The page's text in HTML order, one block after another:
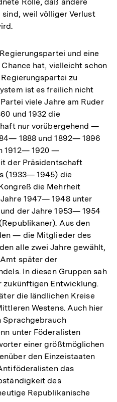
Rolle, daß andere
weil völliger Verlust
und eine
hat, vielleicht schon
zu
ist es freilich nicht
viele Jahre am Ruder
und 1932 die
nur vorübergehend —
1888 und 1892— 1896
1912— 1920 —
der Präsidentschaft
(1933— 1945) die
die Mehrheit
1947— 1948 unter
der Jahre 1953— 1954
Aus den
— die Mitglieder des
alle zwei Jahre gewählt,
später der
In diesen Gruppen sah
zukünftigen Entwicklung.
die ländlichen Kreise
Westens. Auch hier
Sprachgebrauch
unter Föderalisten
einer größtmöglichen
den Einzeistaaten
das
des
Republikanische